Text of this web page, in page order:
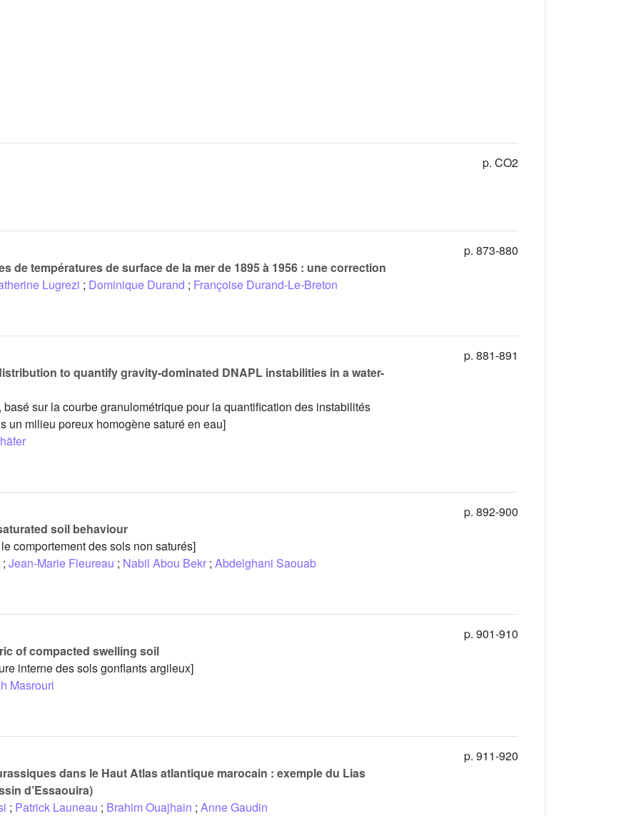
p. CO2
de températures de surface de la mer de 1895 à 1956 : une correction
Lugrezi ; Dominique Durand ; Françoise Durand-Le-Breton
p. 873-880
to quantify gravity-dominated DNAPL instabilities in a water-
sur la courbe granulométrique pour la quantification des instabilités
un milieu poreux homogène saturé en eau]
p. 881-891
soil behaviour
comportement des sols non saturés]
; Jean-Marie Fleureau ; Nabil Abou Bekr ; Abdelghani Saouab
p. 892-900
of compacted swelling soil
interne des sols gonflants argileux]
Masrouri
p. 901-910
dans le Haut Atlas atlantique marocain : exemple du Lias
d’Essaouira)
; Patrick Launeau ; Brahim Ouajhain ; Anne Gaudin
p. 911-920